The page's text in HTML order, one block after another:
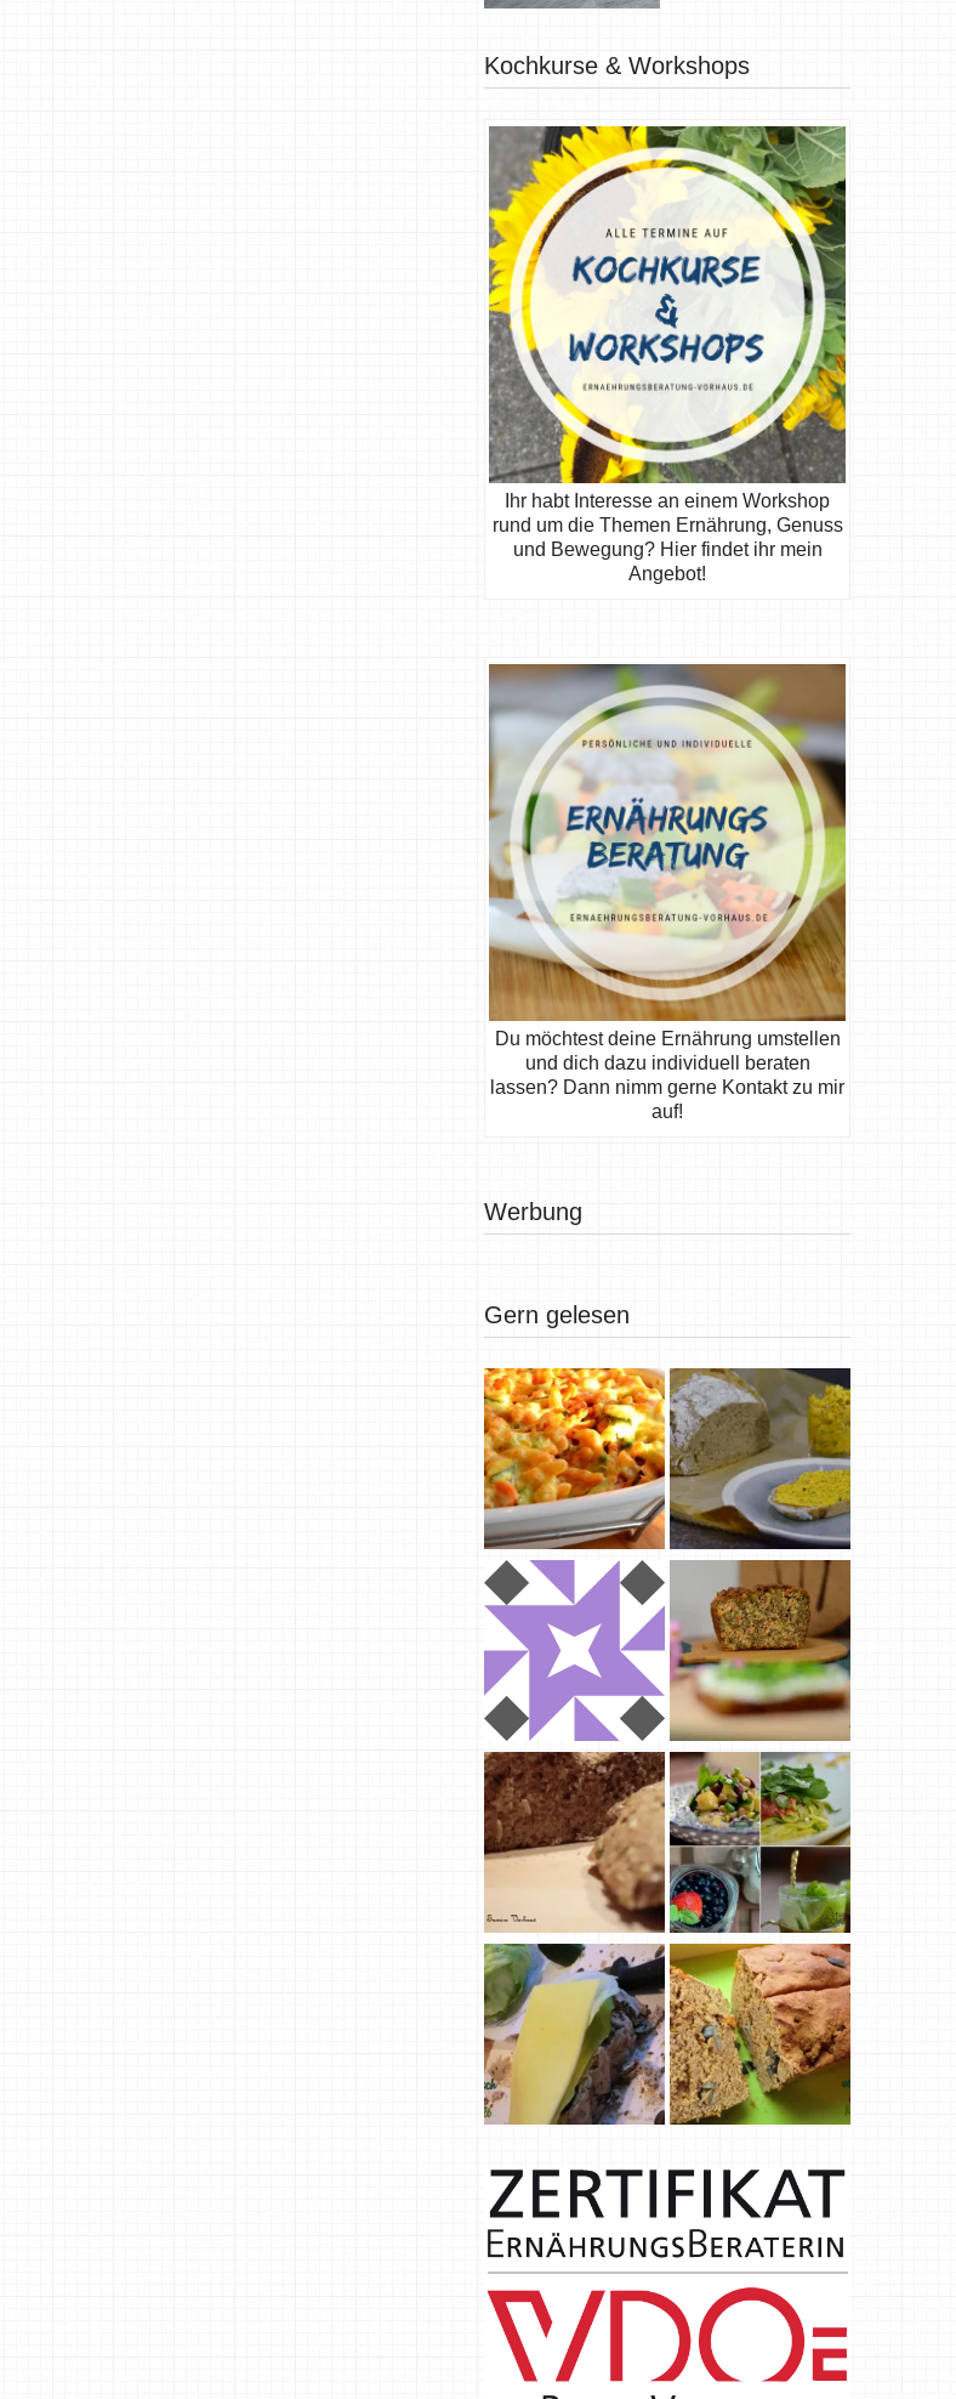
Kochkurse & Workshops
Ihr habt Interesse an einem Workshop
rund um die Themen Ernährung, Genuss
und Bewegung? Hier findet ihr mein
Angebot!
Du möchtest deine Ernährung umstellen
und dich dazu individuell beraten
lassen? Dann nimm gerne Kontakt zu mir
auf!
Werbung
Gern gelesen